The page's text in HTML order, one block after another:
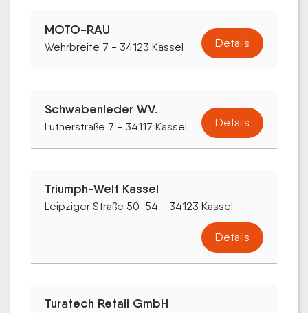
MOTO-RAU
Wehrbreite 7 - 34123 Kassel Details
Schwabenleder WV.
Lutherstraße 7 - 34117 Kassel Details
Triumph-Welt Kassel
Leipziger Straße 50-54 - 34123 Kassel
Details
Turatech Retail GmbH